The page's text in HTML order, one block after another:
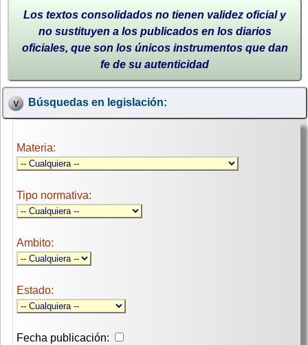
Los textos consolidados no tienen validez oficial y
no sustituyen a los publicados en los diarios
oficiales, que son los únicos instrumentos que dan
fe de su autenticidad
Búsquedas en legislación:
Materia:
Tipo normativa:
Ambito:
Estado:
Fecha publicación: